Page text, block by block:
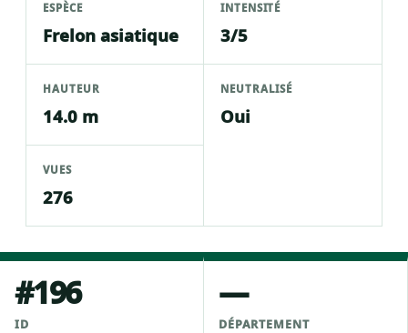
ESPÈCE
Frelon asiatique
INTENSITÉ
3/5
HAUTEUR
14.0 m
NEUTRALISÉ
Oui
VUES
276
#196
ID
—
DÉPARTEMENT